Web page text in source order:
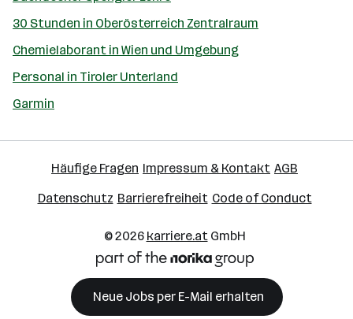
30 Stunden in Oberösterreich Zentralraum
Chemielaborant in Wien und Umgebung
Personal in Tiroler Unterland
Garmin
Häufige Fragen Impressum & Kontakt AGB
Datenschutz Barrierefreiheit Code of Conduct
© 2026 karriere.atGmbH
Neue Jobs per E-Mail erhalten